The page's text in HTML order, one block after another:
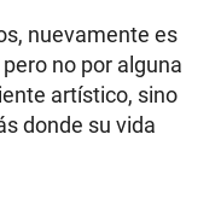
nuevamente es
no por alguna
artístico, sino
donde su vida